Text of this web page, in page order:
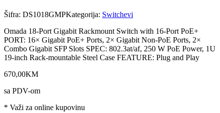
Šifra: DS1018GMPKategorija: Switchevi
Omada 18-Port Gigabit Rackmount Switch with 16-Port PoE+
PORT: 16× Gigabit PoE+ Ports, 2× Gigabit Non-PoE Ports, 2×
Combo Gigabit SFP Slots SPEC: 802.3at/af, 250 W PoE Power, 1U
19-inch Rack-mountable Steel Case FEATURE: Plug and Play
670,00KM
sa PDV-om
* Važi za online kupovinu